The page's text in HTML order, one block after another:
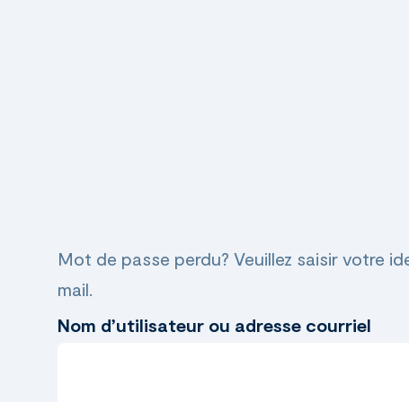
Mot de passe perdu? Veuillez saisir votre
mail.
Nom d’utilisateur ou adresse courriel